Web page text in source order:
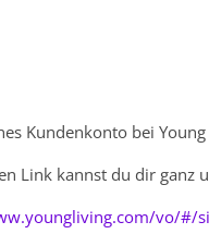
Kundenkonto bei
Link kannst du dir ganz
vo/#/